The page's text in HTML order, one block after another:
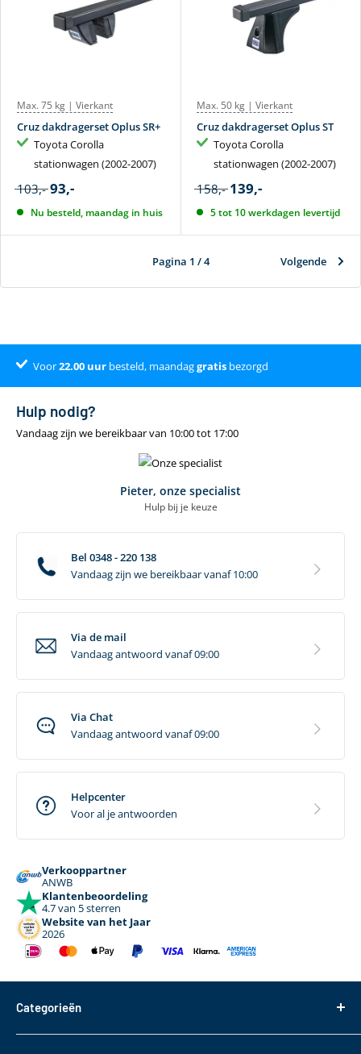
Max. 75 kg | Vierkant
Cruz dakdragerset Oplus SR+
Toyota Corolla
stationwagen (2002-2007)
103,- 93,-
Nu besteld, maandag in huis
Max. 50 kg | Vierkant
Cruz dakdragerset Oplus ST
Toyota Corolla
stationwagen (2002-2007)
158,- 139,-
5 tot 10 werkdagen levertijd
Pagina 1 / 4 Volgende
Voor22.00uurbesteld, maandaggratisbezorgd
Dé online specialist
Klantenbeoordeling 9.4
Hulp nodig?
Vandaag zijn we bereikbaar van 10:00 tot 17:00
Pieter, onze specialist
Hulp bij je keuze
Bel 0348 - 220 138
Vandaag zijn we bereikbaar vanaf 10:00
Via de mail
Vandaag antwoord vanaf 09:00
Via Chat
Vandaag antwoord vanaf 09:00
Helpcenter
Voor al je antwoorden
Verkooppartner
ANWB
Klantenbeoordeling
4.7 van 5 sterren
Website van het Jaar
2026
Categorieën